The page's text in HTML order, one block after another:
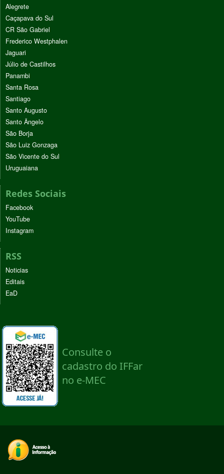
Alegrete
Caçapava do Sul
CR São Gabriel
Frederico Westphalen
Jaguari
Júlio de Castilhos
Panambi
Santa Rosa
Santiago
Santo Augusto
Santo Ângelo
São Borja
São Luiz Gonzaga
São Vicente do Sul
Uruguaiana
Redes Sociais
Facebook
YouTube
Instagram
RSS
Noticias
Editais
EaD